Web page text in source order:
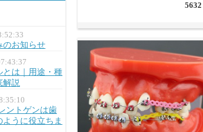
のお知らせ
とは｜用途・種
解説
ントゲンは歯
うに役立ちま
5632